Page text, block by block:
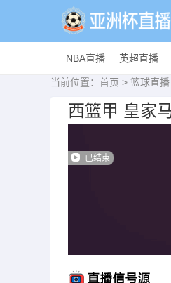
NBA直播 英超直播
当前位置： 首页 > 篮球直播
西篮甲 皇家
已结束